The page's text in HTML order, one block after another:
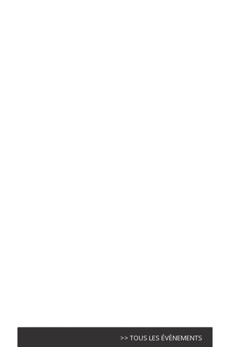
>> TOUS LES ÉVÈNEMENTS